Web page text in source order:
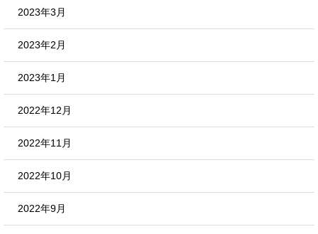
2023年3月
2023年2月
2023年1月
2022年12月
2022年11月
2022年10月
2022年9月